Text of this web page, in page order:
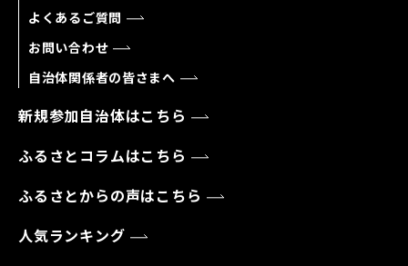
よくあるご質問
お問い合わせ
自治体関係者の皆さまへ
新規参加自治体はこちら
ふるさとコラムはこちら
ふるさとからの声はこちら
人気ランキング